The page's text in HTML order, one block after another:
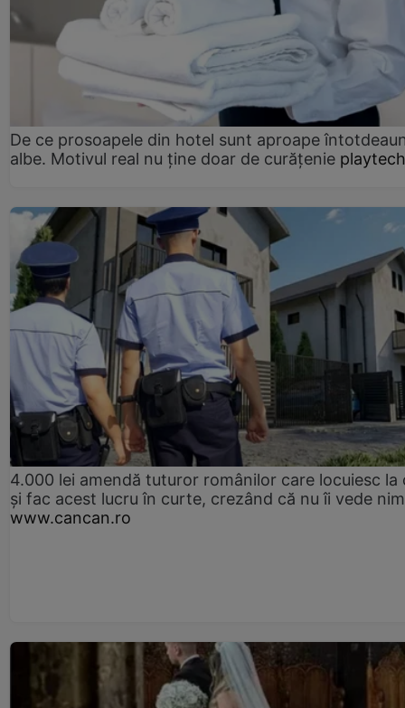
De ce prosoapele din hotel sunt aproape
albe. Motivul real nu ține doar de curățenie
4.000 lei amendă tuturor românilor care locuiesc la
și fac acest lucru în curte, crezând că nu îi vede
www.cancan.ro